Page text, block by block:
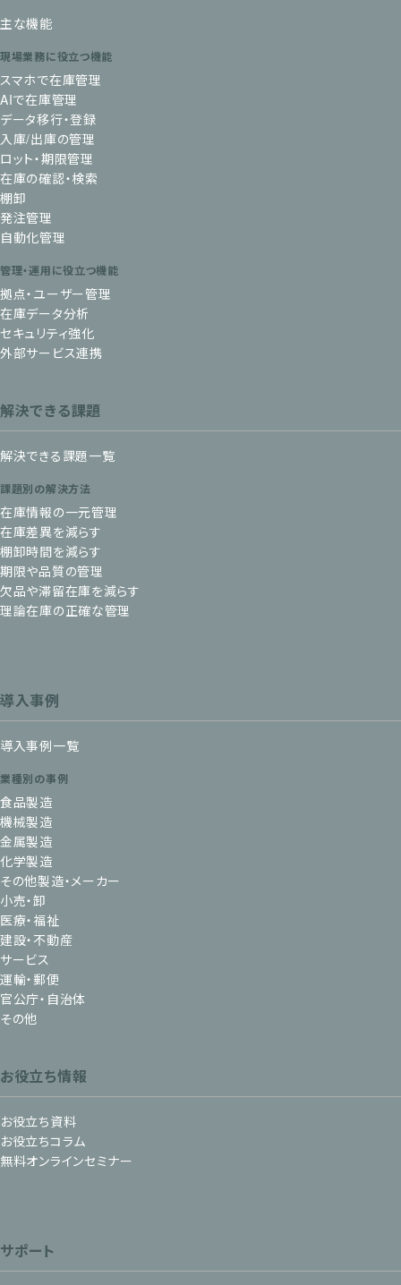
主な機能
現場業務に役立つ機能
スマホで在庫管理
AIで在庫管理
データ移行・登録
入庫/出庫の管理
ロット・期限管理
在庫の確認・検索
棚卸
発注管理
自動化管理
管理・運用に役立つ機能
拠点・ユーザー管理
在庫データ分析
セキュリティ強化
外部サービス連携
解決できる課題
解決できる課題一覧
課題別の解決方法
在庫情報の一元管理
在庫差異を減らす
棚卸時間を減らす
期限や品質の管理
欠品や滞留在庫を減らす
理論在庫の正確な管理
導入事例
導入事例一覧
業種別の事例
食品製造
機械製造
金属製造
化学製造
その他製造・メーカー
小売・卸
医療・福祉
建設・不動産
サービス
運輸・郵便
官公庁・自治体
その他
お役立ち情報
お役立ち資料
お役立ちコラム
無料オンラインセミナー
サポート